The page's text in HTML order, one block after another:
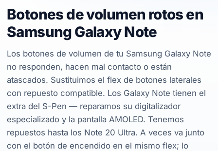
Botones de volumen rotos en
Samsung Galaxy Note
Los botones de volumen de tu Samsung Galaxy Note
no responden, hacen mal contacto o están
atascados. Sustituimos el flex de botones laterales
con repuesto compatible. Los Galaxy Note tienen el
extra del S-Pen — reparamos su digitalizador
especializado y la pantalla AMOLED. Tenemos
repuestos hasta los Note 20 Ultra. A veces va junto
con el botón de encendido en el mismo flex; lo